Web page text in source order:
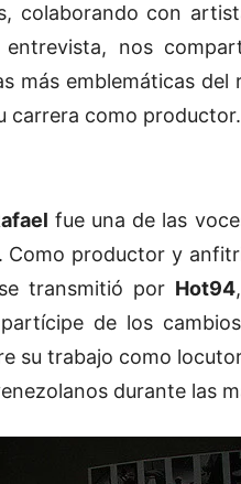
colaborando con
nos
más emblemáticas del
carrera como productor.
fue una de las
Como productor y
transmitió por Hot94,
de los
su trabajo como
durante las